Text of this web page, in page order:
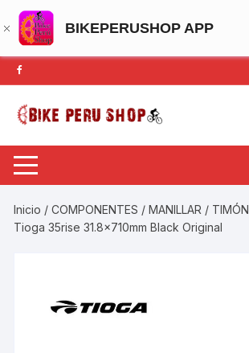
BIKEPERUSHOP APP
Saltar
al
contenido
Inicio /COMPONENTES /MANILLAR / TIMÓN
Tioga 35rise 31.8x710mm Black Original